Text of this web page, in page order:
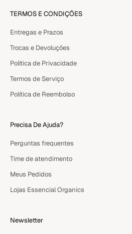
TERMOS E CONDIÇÕES
Entregas e Prazos
Trocas e Devoluções
Política de Privacidade
Termos de Serviço
Política de Reembolso
Precisa De Ajuda?
Perguntas frequentes
Time de atendimento
Meus Pedidos
Lojas Essencial Organics
Newsletter